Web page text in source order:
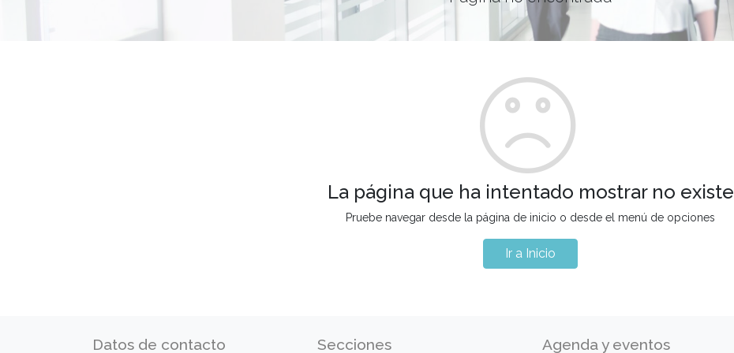
La página que ha intentado mostrar no existe
Pruebe navegar desde la página de inicio o desde el menú de opciones
Ir a Inicio
Datos de contacto Secciones Agenda y eventos